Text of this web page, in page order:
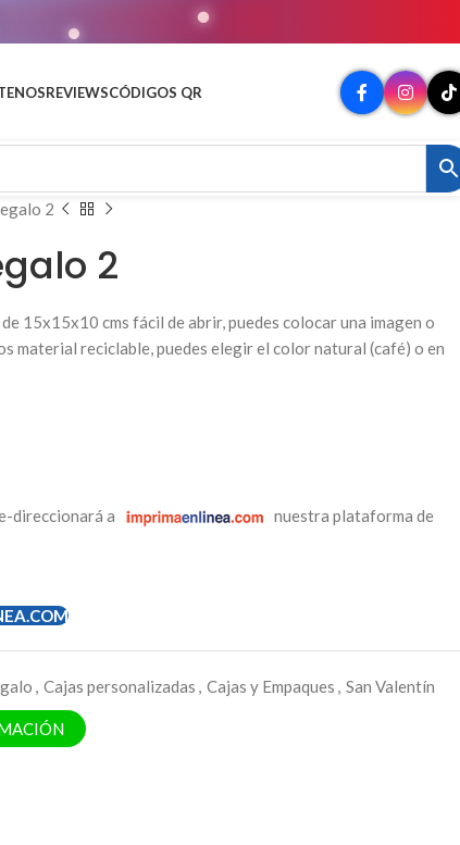
REVIEWSCÓDIGOS QR
2
2
15x15x10 cms fácil de abrir, puedes colocar una imagen o
material reciclable, puedes elegir el color natural (café) o en
direccionará a
nuestra plataforma de
, Cajas personalizadas , Cajas y Empaques , San Valentín